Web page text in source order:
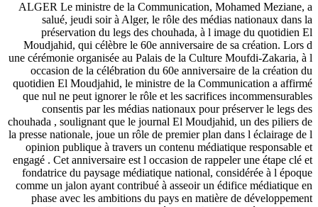
ALGER Le ministre de la Communication, Mohamed Meziane, a
salué, jeudi soir à Alger, le rôle des médias nationaux dans la
préservation du legs des chouhada, à l image du quotidien El
Moudjahid, qui célèbre le 60e anniversaire de sa création. Lors d
une cérémonie organisée au Palais de la Culture Moufdi-Zakaria, à l
occasion de la célébration du 60e anniversaire de la création du
quotidien El Moudjahid, le ministre de la Communication a affirmé
que nul ne peut ignorer le rôle et les sacrifices incommensurables
consentis par les médias nationaux pour préserver le legs des
chouhada , soulignant que le journal El Moudjahid, un des piliers de
la presse nationale, joue un rôle de premier plan dans l éclairage de l
opinion publique à travers un contenu médiatique responsable et
engagé . Cet anniversaire est l occasion de rappeler une étape clé et
fondatrice du paysage médiatique national, considérée à l époque
comme un jalon ayant contribué à asseoir un édifice médiatique en
phase avec les ambitions du pays en matière de développement